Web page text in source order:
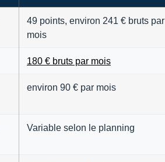
49 points, environ 241 € bruts par
mois
180 € bruts par mois
environ 90 € par mois
Variable selon le planning